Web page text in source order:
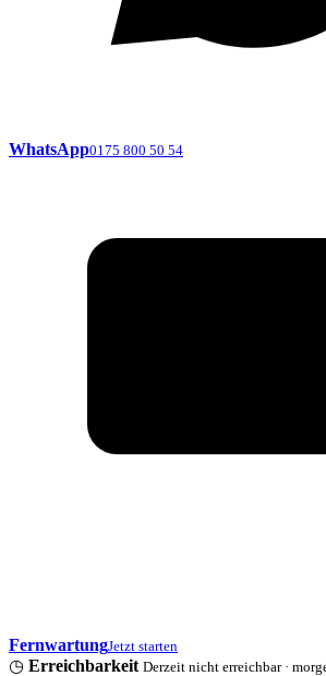
WhatsApp0175 800 50 54
FernwartungJetzt starten
◷ Erreichbarkeit Derzeit nicht erreichbar ·